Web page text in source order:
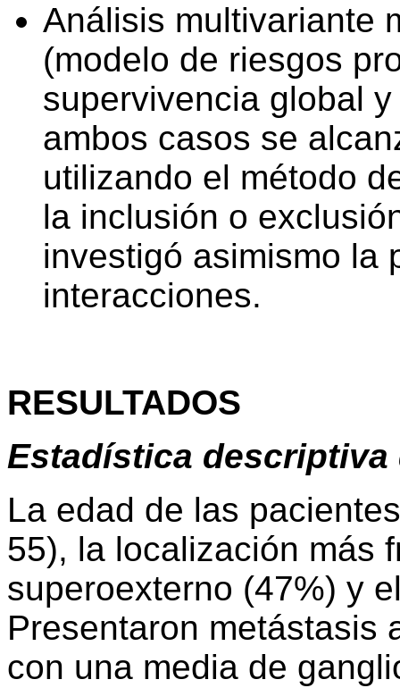
Análisis multivariante
(modelo de riesgos
supervivencia global
ambos casos se
utilizando el método
la inclusión o
investigó asimismo la
interacciones.
RESULTADOS
Estadística descriptiva
La edad de las
55), la localización más
superoexterno (47%) y
Presentaron metástasis
con una media de